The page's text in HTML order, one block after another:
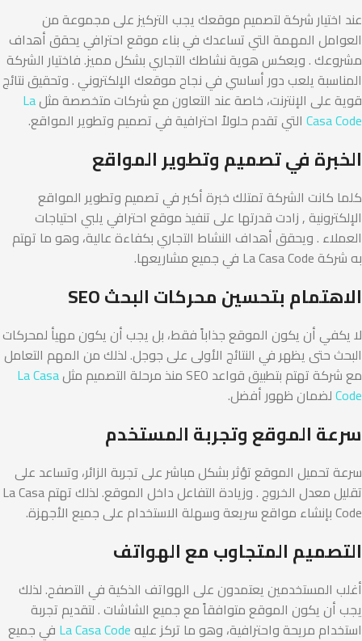
عند اختيار شركة لتصميم موقعك يجب التركيز على مجموعة من
العوامل المهمة التي تساعدك في بناء موقع احترافي يحقق أهداف
مشروعك . ويعكس هوية نشاطك التجاري بشكل مميز. فاختيار الشركة
المناسبة يلعب دور أساسي في نجاح موقعك الإلكتروني . وتحقيق نتائج
قوية على الإنترنت، خاصة عند التعاون مع شركات متخصصة مثلLa
Casa Code التي تقدم حلولاً احترافية في تصميم وتطوير المواقع.
الخبرة في تصميم وتطوير المواقع
كلما كانت الشركة تمتلك خبرة أكبر في تصميم وتطوير المواقع
الإلكترونية , زادت قدرتها على تنفيذ موقع احترافي يلبي احتياجات
العملاء . ويحقق أهداف النشاط التجاري بكفاءة عالية، وهو ما تهتم
به شركة La Casa Code في جميع مشاريعها.
الاهتمام بتحسين محركات البحث SEO
لا يكفي أن يكون الموقع جذاباً فقط، بل يجب أن يكون مهيأ لمحركات
البحث حتى يظهر في النتائج الأولى على جوجل. لذلك من المهم التعامل
مع شركة تهتم بتطبيق قواعد SEO منذ مرحلة التصميم مثل
La Casa
Codeلضمان ظهور أفضل.
سرعة الموقع وتجربة المستخدم
سرعة تحميل الموقع تؤثر بشكل مباشر على تجربة الزائر، وتساعد على
تقليل معدل الخروج . وزيادة التفاعل داخل الموقع. لذلك تهتم La Casa
Code بإنشاء مواقع سريعة وسهلة الاستخدام على جميع الأجهزة.
التصميم المتجاوب مع الهواتف
أغلب المستخدمين يعتمدون على الهواتف الذكية في التصفح. لذلك
يجب أن يكون الموقع متوافقاً مع جميع الشاشات . لتقديم تجربة
استخدام مريحة واحترافية، وهو ما تركز عليهLa Casa Code في جميع